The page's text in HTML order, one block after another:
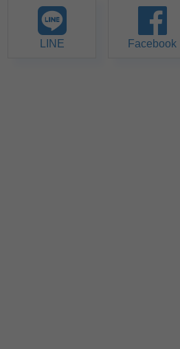
LINE Facebook